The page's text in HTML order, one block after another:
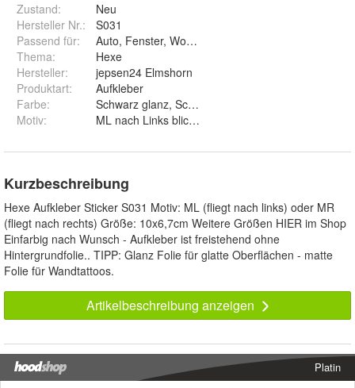
Zustand:
Neu
Hersteller Nr.:
S031
Passend für:
Auto, Fenster, Wohnwagen, Laptop, Wand
Thema:
Hexe
Hersteller:
jepsen24 Elmshorn
Produktart:
Aufkleber
Farbe:
Schwarz glanz, Schwarz matt, Weiß glanz, Weiß
Motiv:
Kurzbeschreibung
Hexe Aufkleber Sticker S031 Motiv: ML (fliegt nach links) oder MR
(fliegt nach rechts) Größe: 10x6,7cm Weitere Größen HIER im Shop
Einfarbig nach Wunsch - Aufkleber ist freistehend ohne
Hintergrundfolie.. TIPP: Glanz Folie für glatte Oberflächen - matte
Folie für Wandtattoos.
Artikelbeschreibung anzeigen
Platin